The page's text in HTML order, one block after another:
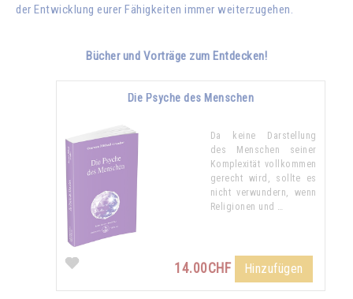
der Entwicklung eurer Fähigkeiten immer weiterzugehen.
Bücher und Vorträge zum Entdecken!
Die Psyche des Menschen
Da keine Darstellung
des Menschen seiner
Komplexität vollkommen
gerecht wird, sollte es
nicht verwundern, wenn
Religionen und …
14.00CHF Hinzufügen